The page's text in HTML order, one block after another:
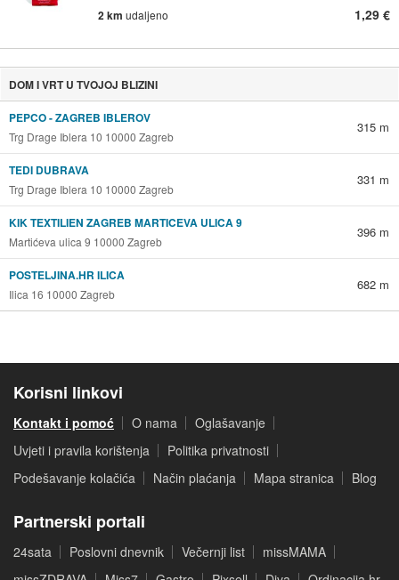
2 km udaljeno 1,29 €
DOM I VRT U TVOJOJ BLIZINI
PEPCO - ZAGREB IBLEROV
Trg Drage Iblera 10 10000 Zagreb
315 m
TEDI DUBRAVA
Trg Drage Iblera 10 10000 Zagreb
331 m
KIK TEXTILIEN ZAGREB MARTICEVA ULICA 9
Martićeva ulica 9 10000 Zagreb
396 m
POSTELJINA.HR ILICA
Ilica 16 10000 Zagreb
682 m
Korisni linkovi
Kontakt i pomoć O nama
Oglašavanje
Uvjeti i pravila korištenja
Politika privatnosti
Podešavanje kolačića
Način plaćanja Mapa stranica Blog
Partnerski portali
24sata Poslovni dnevnik Večernji list
missMAMA